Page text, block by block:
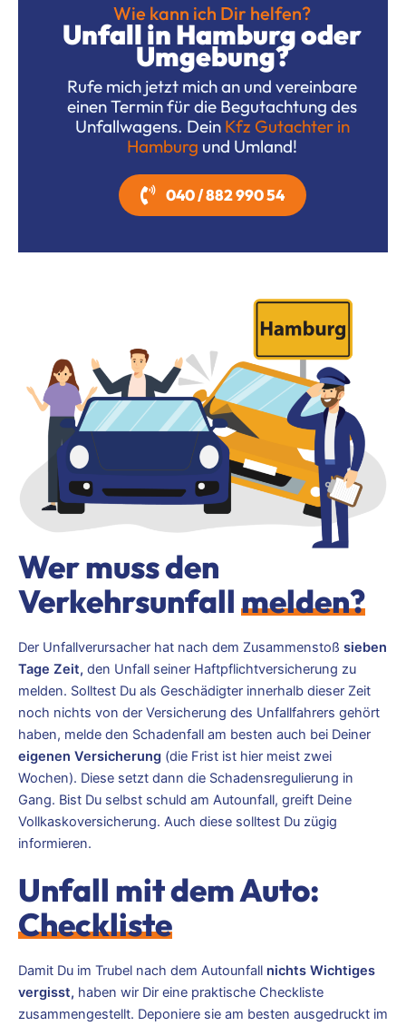
Wie kann ich Dir helfen?
Unfall in Hamburg oder
Umgebung?
Rufe mich jetzt mich an und vereinbare
einen Termin für die Begutachtung des
Unfallwagens. Dein Kfz Gutachter in
Hamburg und Umland!
040 / 882 990 54
Wer muss den
Verkehrsunfallmelden?
Der Unfallverursacher hat nach dem Zusammenstoß sieben
Tage Zeit, den Unfall seiner Haftpflichtversicherung zu
melden. Solltest Du als Geschädigter innerhalb dieser Zeit
noch nichts von der Versicherung des Unfallfahrers gehört
haben, melde den Schadenfall am besten auch bei Deiner
eigenen Versicherung (die Frist ist hier meist zwei
Wochen). Diese setzt dann die Schadensregulierung in
Gang. Bist Du selbst schuld am Autounfall, greift Deine
Vollkaskoversicherung. Auch diese solltest Du zügig
informieren.
Unfall mit dem Auto:
Checkliste
Damit Du im Trubel nach dem Autounfall nichts Wichtiges
vergisst, haben wir Dir eine praktische Checkliste
zusammengestellt. Deponiere sie am besten ausgedruckt im